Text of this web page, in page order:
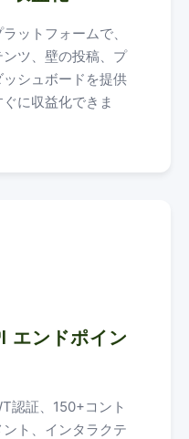
ットフォームで、
ツ、壁の投稿、プ
シュボードを提供
に収益化できま
ンドポイン
認証、150+コント
ト、インタラクテ